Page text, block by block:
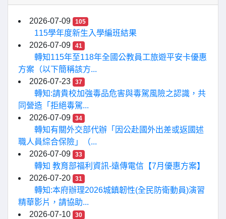
2026-07-09 105
115學年度新生入學編班結果
2026-07-09
41
轉知115年至118年全國公教員工旅遊平安卡優惠
方案（以下簡稱該方...
2026-07-23
37
轉知:請貴校加強毒品危害與毒駕風險之認識，共
同營造「拒絕毒駕...
2026-07-09
34
轉知有關外交部代辦「因公赴國外出差或返國述
職人員綜合保險」（...
2026-07-09
33
轉知 教育部福利資訊-遠傳電信【7月優惠方案】
2026-07-20
31
轉知:本府辦理2026城鎮韌性(全民防衛動員)演習
精華影片，請協助...
2026-07-10
30